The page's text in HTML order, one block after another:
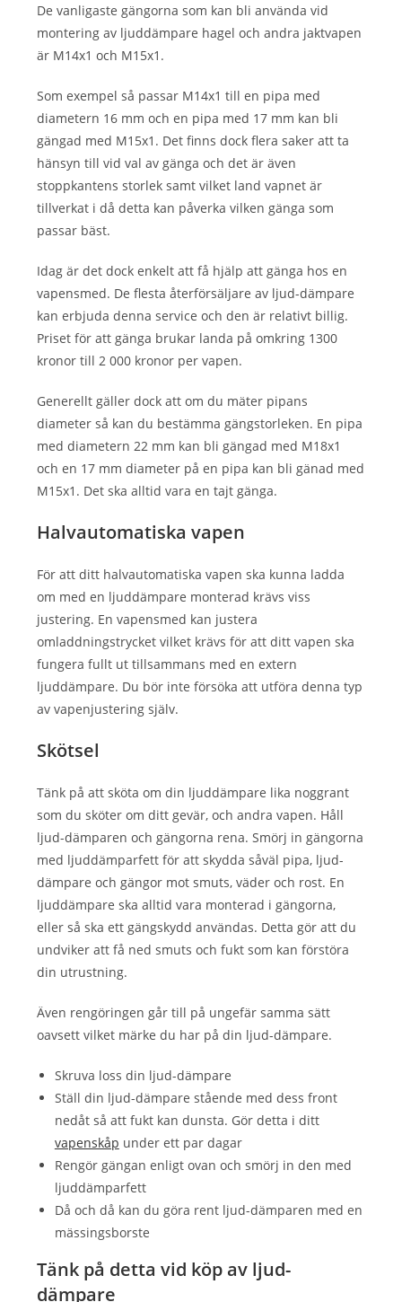
De vanligaste gängorna som kan bli använda vid
montering av ljuddämpare hagel och andra jaktvapen
är M14x1 och M15x1.
Som exempel så passar M14x1 till en pipa med
diametern 16 mm och en pipa med 17 mm kan bli
gängad med M15x1. Det finns dock flera saker att ta
hänsyn till vid val av gänga och det är även
stoppkantens storlek samt vilket land vapnet är
tillverkat i då detta kan påverka vilken gänga som
passar bäst.
Idag är det dock enkelt att få hjälp att gänga hos en
vapensmed. De flesta återförsäljare av ljud-dämpare
kan erbjuda denna service och den är relativt billig.
Priset för att gänga brukar landa på omkring 1300
kronor till 2 000 kronor per vapen.
Generellt gäller dock att om du mäter pipans
diameter så kan du bestämma gängstorleken. En pipa
med diametern 22 mm kan bli gängad med M18x1
och en 17 mm diameter på en pipa kan bli gänad med
M15x1. Det ska alltid vara en tajt gänga.
Halvautomatiska vapen
För att ditt halvautomatiska vapen ska kunna ladda
om med en ljuddämpare monterad krävs viss
justering. En vapensmed kan justera
omladdningstrycket vilket krävs för att ditt vapen ska
fungera fullt ut tillsammans med en extern
ljuddämpare. Du bör inte försöka att utföra denna typ
av vapenjustering själv.
Skötsel
Tänk på att sköta om din ljuddämpare lika noggrant
som du sköter om ditt gevär, och andra vapen. Håll
ljud-dämparen och gängorna rena. Smörj in gängorna
med ljuddämparfett för att skydda såväl pipa, ljud-
dämpare och gängor mot smuts, väder och rost. En
ljuddämpare ska alltid vara monterad i gängorna,
eller så ska ett gängskydd användas. Detta gör att du
undviker att få ned smuts och fukt som kan förstöra
din utrustning.
Även rengöringen går till på ungefär samma sätt
oavsett vilket märke du har på din ljud-dämpare.
Skruva loss din ljud-dämpare
Ställ din ljud-dämpare stående med dess front
nedåt så att fukt kan dunsta. Gör detta i ditt
vapenskåp under ett par dagar
Rengör gängan enligt ovan och smörj in den med
ljuddämparfett
Då och då kan du göra rent ljud-dämparen med en
mässingsborste
Tänk på detta vid köp av ljud-
dämpare